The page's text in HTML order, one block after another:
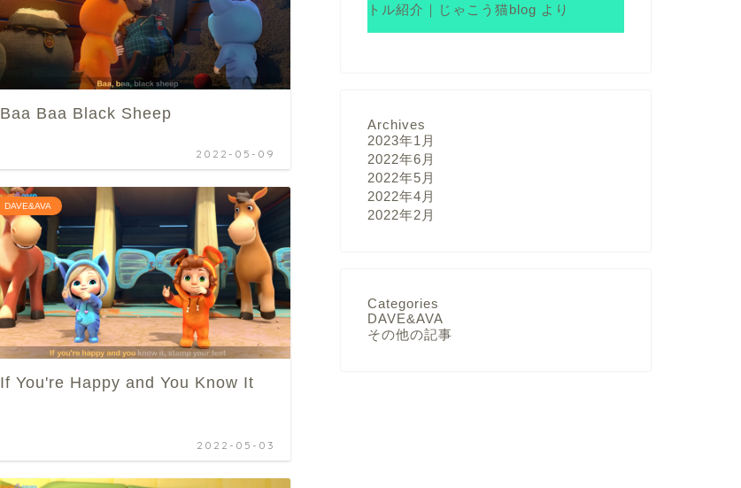
Baa Baa Black Sheep
2022-05-09
DAVE&AVA
If You're Happy and You Know It
2022-05-03
トル紹介｜じゃこう猫blog より
Archives
2023年1月
2022年6月
2022年5月
2022年4月
2022年2月
Categories
DAVE&AVA
その他の記事